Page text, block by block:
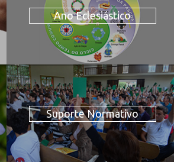
Ano Eclesiástico
Suporte Normativo